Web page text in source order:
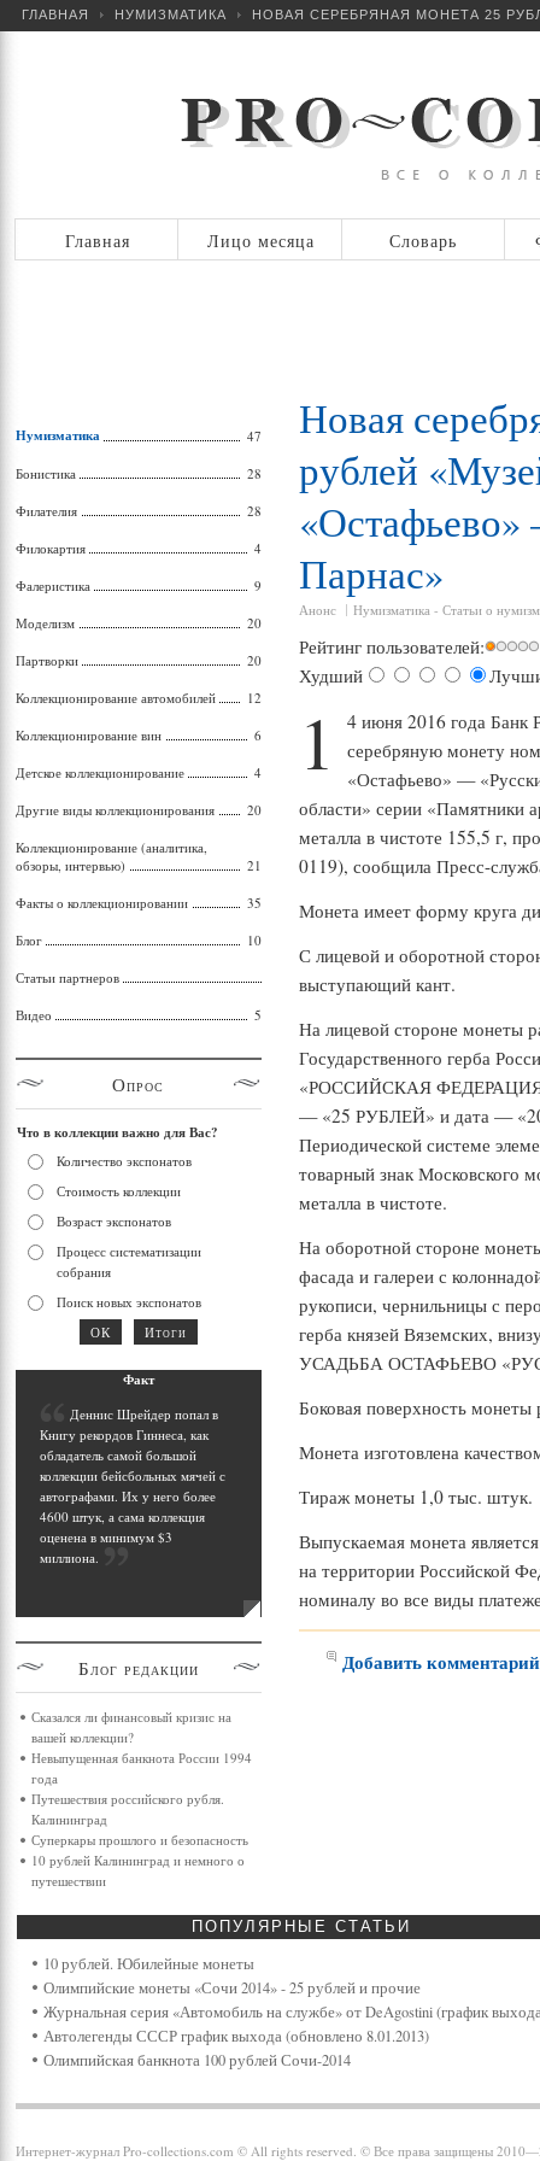
ГЛАВНАЯ НУМИЗМАТИКА НОВАЯ СЕРЕБРЯНАЯ МОНЕТА 25
Главная Лицо месяца Словарь
Новая
рублей
Парнас»
Анонс Нумизматика-Статьи о
Рейтинг пользователей:
Худший
1
4 июня 2016 года Банк
серебряную монету
«Остафьево» —
области» серии «Памятники
металла в чистоте 155,5 г,
0119), сообщила Пресс-
Монета имеет форму круга
С лицевой и оборотной
выступающий кант.
На лицевой стороне монеты
Государственного герба
«РОССИЙСКАЯ
— «25 РУБЛЕЙ» и дата —
Периодической системе
товарный знак Московского
металла в чистоте.
На оборотной стороне
фасада и галереи с
рукописи, чернильницы с
герба князей Вяземских,
УСАДЬБА ОСТАФЬЕВО
Боковая поверхность монеты
Монета изготовлена
Тираж монеты 1,0 тыс. штук.
Выпускаемая монета
на территории Российской
номиналу во все виды
Добавить комментарий
Нумизматика 47
Бонистика 28
Филателия 28
Филокартия 4
Фалеристика 9
Моделизм 20
Партворки 20
Коллекционирование автомобилей 12
Коллекционирование вин 6
Детское коллекционирование 4
Другие виды коллекционирования 20
Коллекционирование (аналитика,
обзоры, интервью)
21
Факты о коллекционировании 35
Блог 10
Статьи партнеров
Видео 5
Опрос
Что в коллекции важно для Вас?
Количество экспонатов
Стоимость коллекции
Возраст экспонатов
Процесс систематизации
собрания
Поиск новых экспонатов
Факт
Деннис Шрейдер попал в
Книгу рекордов Гиннеса, как
обладатель самой большой
коллекции бейсбольных мячей с
автографами. Их у него более
4600 штук, а сама коллекция
оценена в минимум $3
миллиона.
Блог редакции
Сказался ли финансовый кризис на
вашей коллекции?
Невыпущенная банкнота России 1994
года
Путешествия российского рубля.
Калининград
Суперкары прошлого и безопасность
10 рублей Калининград и немного о
путешествии
ПОПУЛЯРНЫЕ СТАТЬИ
10 рублей. Юбилейные монеты
Олимпийские монеты «Сочи 2014» - 25 рублей и прочие
Журнальная серия «Автомобиль на службе» от DeAgostini (график
Автолегенды СССР график выхода (обновлено 8.01.2013)
Олимпийская банкнота 100 рублей Сочи-2014
Интернет-журнал Pro-collections.com © All rights reserved. © Все права защищены